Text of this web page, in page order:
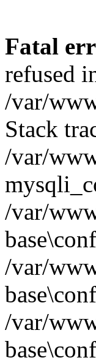
Fatal
refused
/var/
Stack
/var/
/var/
/var/
/var/